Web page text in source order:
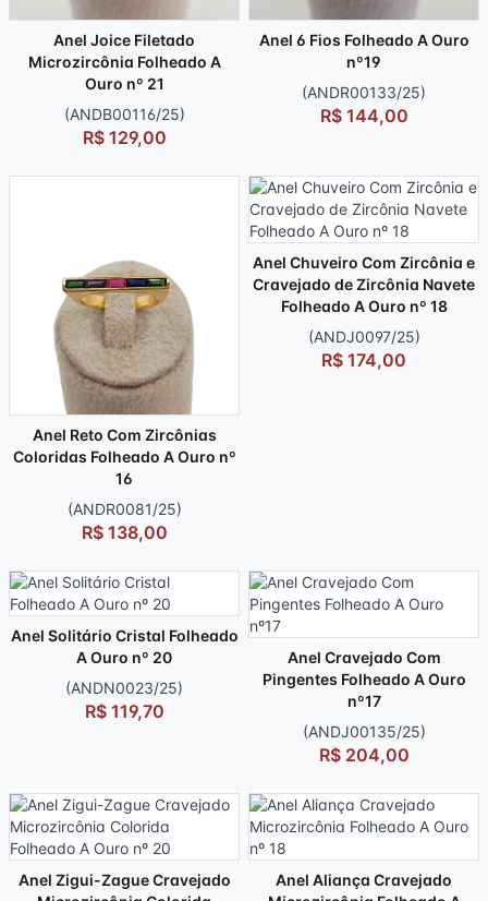
Anel Joice Filetado
Microzircônia Folheado A
Ouro nº 21
(ANDB00116/25)
R$ 129,00
Anel 6 Fios Folheado A Ouro
nº19
(ANDR00133/25)
R$ 144,00
Anel Reto Com Zircônias
Coloridas Folheado A Ouro nº
16
(ANDR0081/25)
R$ 138,00
Anel Chuveiro Com Zircônia e
Cravejado de Zircônia Navete
Folheado A Ouro nº 18
(ANDJ0097/25)
R$ 174,00
Anel Solitário Cristal Folheado
A Ouro nº 20
(ANDN0023/25)
R$ 119,70
Anel Cravejado Com
Pingentes Folheado A Ouro
nº17
(ANDJ00135/25)
R$ 204,00
Anel Zigui-Zague Cravejado
Anel Aliança Cravejado